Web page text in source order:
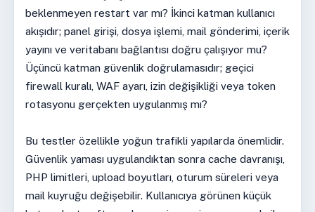
beklenmeyen restart var mı? İkinci katman kullanıcı
akışıdır; panel girişi, dosya işlemi, mail gönderimi, içerik
yayını ve veritabanı bağlantısı doğru çalışıyor mu?
Üçüncü katman güvenlik doğrulamasıdır; geçici
firewall kuralı, WAF ayarı, izin değişikliği veya token
rotasyonu gerçekten uygulanmış mı?
Bu testler özellikle yoğun trafikli yapılarda önemlidir.
Güvenlik yaması uygulandıktan sonra cache davranışı,
PHP limitleri, upload boyutları, oturum süreleri veya
mail kuyruğu değişebilir. Kullanıcıya görünen küçük